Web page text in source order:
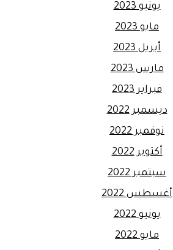
يونيو 2023
مايو 2023
أبريل 2023
مارس 2023
فبراير 2023
ديسمبر 2022
نوفمبر 2022
أكتوبر 2022
سبتمبر 2022
أغسطس 2022
يونيو 2022
مايو 2022